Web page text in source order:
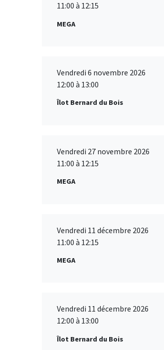
11:00 à 12:15
MEGA
Vendredi 6 novembre 2026
12:00 à 13:00
Îlot Bernard du Bois
Vendredi 27 novembre 2026
11:00 à 12:15
MEGA
Vendredi 11 décembre 2026
11:00 à 12:15
MEGA
Vendredi 11 décembre 2026
12:00 à 13:00
Îlot Bernard du Bois